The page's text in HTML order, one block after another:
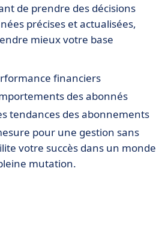
de prendre des décisions
précises et actualisées,
mieux votre base
financiers
des abonnés
tendances des abonnements
pour une gestion sans
votre succès dans un monde
mutation.